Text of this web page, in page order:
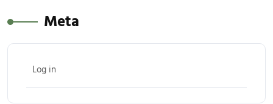
Meta
Log in